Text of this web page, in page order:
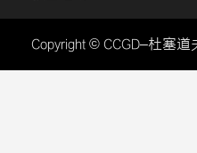
Copyright © CCGD–杜塞道